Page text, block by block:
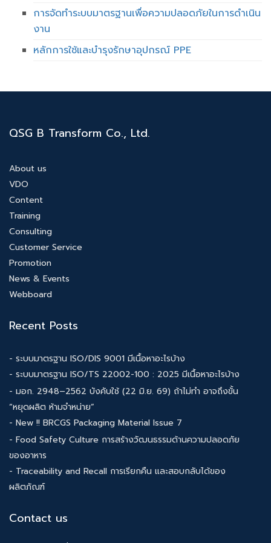
การจัดทำระบบมาตรฐานเพื่อความปลอดภัยในการดำเนิน
งาน
หลักการใช้และบำรุงรักษาอุปกรณ์ PPE
QSG B Transform Co., Ltd.
About us
VDO
Content
Training
Consulting
Customer Service
Promotion
News & Events
Webboard
Recent Posts
- ระบบมาตรฐาน ISO/DIS 9001 มีเนื้อหาอะไรบ้าง
- ระบบมาตรฐาน ISO/TS 22002-100 : 2025 มีเนื้อหาอะไรบ้าง
- มอก. 2948–2562 บังคับใช้ (22 มิ.ย. 69) ถ้าไม่ทำ อาจถึงขั้น
“หยุดผลิต ห้ามจำหน่าย”
- New !! BRCGS Packaging Material Issue 7
- Food Safety Culture การสร้างวัฒนธรรมด้านความปลอดภัย
ของอาหาร
- Traceability and Recall การเรียกคืน และสอบกลับได้ของ
ผลิตภัณฑ์
Contact us